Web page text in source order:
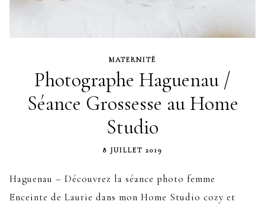
MATERNITÉ
Photographe Haguenau /
Séance Grossesse au Home
Studio
8 JUILLET 2019
Haguenau – Découvrez la séance photo femme
Enceinte de Laurie dans mon Home Studio cozy et